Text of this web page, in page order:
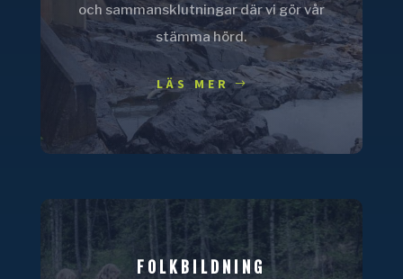
och sammansklutningar där vi gör vår
stämma hörd.
LÄS MER
FOLKBILDNING